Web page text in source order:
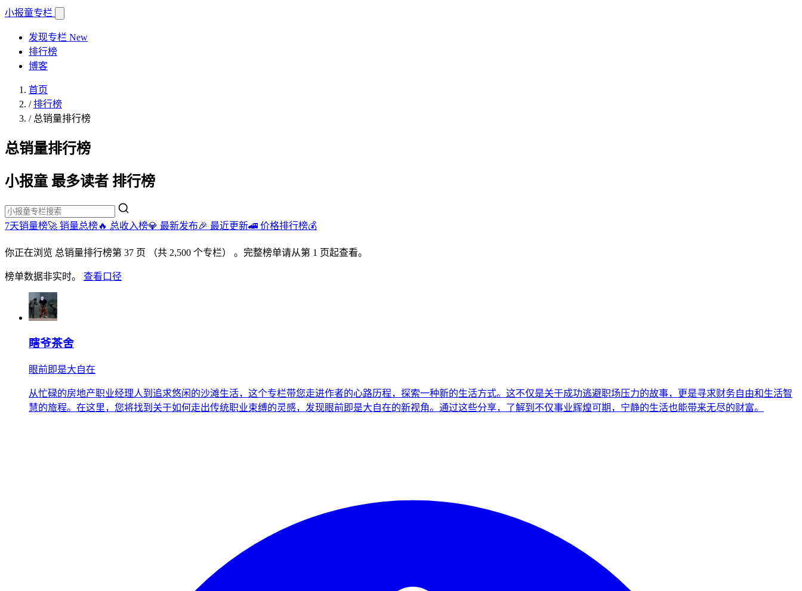
小报童专栏
发现专栏 New
排行榜
博客
首页
/排行榜
/ 总销量排行榜
总销量排行榜
小报童 最多读者 排行榜
7天销量榜🚀 销量总榜🔥 总收入榜💎 最新发布🎉 最近更新🚄 价格排行榜💰
你正在浏览 总销量排行榜第 37 页 （共 2,500 个专栏） 。完整榜单请从第 1 页起查看。
榜单数据非实时。 查看口径
瞎爷茶舍
眼前即是大自在
从忙碌的房地产职业经理人到追求悠闲的沙滩生活，这个专栏带您走进作者的心路历程，探索一种新的生活方式。这不仅是关于成功逃避职场压力的故事，更是寻求财务自由和生活智
慧的旅程。在这里，您将找到关于如何走出传统职业束缚的灵感，发现眼前即是大自在的新视角。通过这些分享，了解到不仅事业辉煌可期，宁静的生活也能带来无尽的财富。